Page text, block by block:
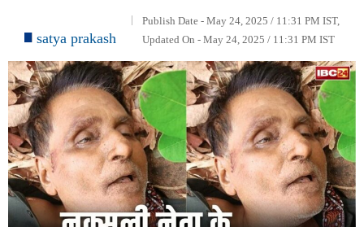
satya prakash
Publish Date - May 24, 2025 / 11:31 PM IST,
Updated On - May 24, 2025 / 11:31 PM IST